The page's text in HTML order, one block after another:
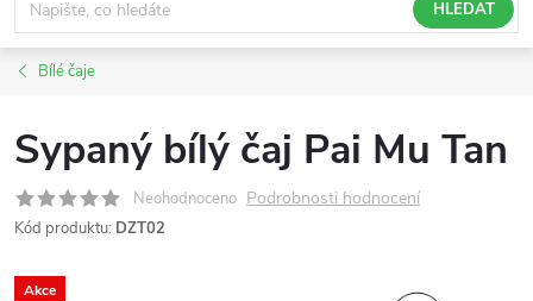
HLEDAT
Bílé čaje
Sypaný bílý čaj Pai Mu Tan
Neohodnoceno Podrobnosti hodnocení
Kód produktu: DZT02
Akce